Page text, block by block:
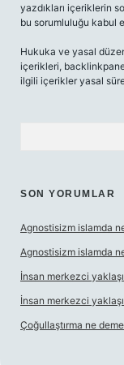
yazdıkları içeriklerin
bu sorumluluğu kabul
Hukuka ve yasal
içerikleri,
ilgili içerikler yasal
SON YORUMLAR
Agnostisizm islamda
Agnostisizm islamda
İnsan merkezci
İnsan merkezci
Çoğullaştırma ne